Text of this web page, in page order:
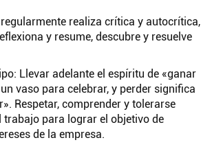
realiza crítica y autocrítica,
y resume, descubre y resuelve
Llevar adelante el espíritu de «ganar
vaso para celebrar, y perder significa
Respetar, comprender y tolerarse
trabajo para lograr el objetivo de
de la empresa.